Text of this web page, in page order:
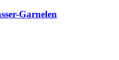
​Garnelen